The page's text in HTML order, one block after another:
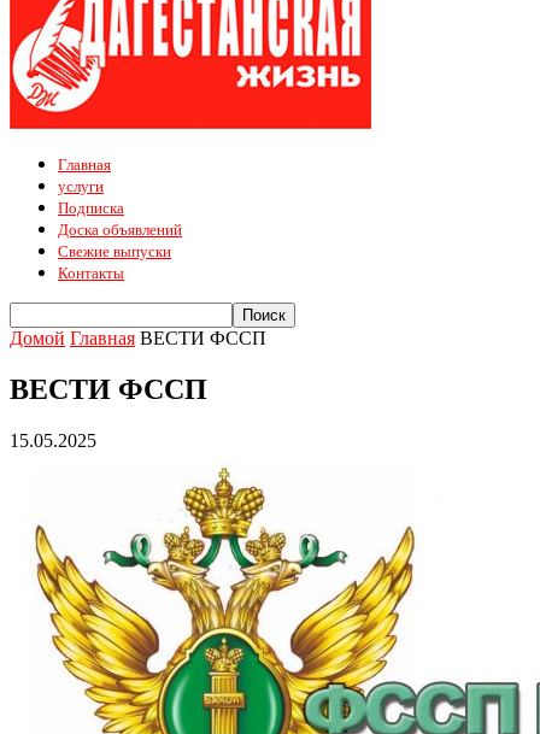
Главная
услуги
Подписка
Доска объявлений
Свежие выпуски
Контакты
Домой Главная ВЕСТИ ФССП
ВЕСТИ ФССП
15.05.2025